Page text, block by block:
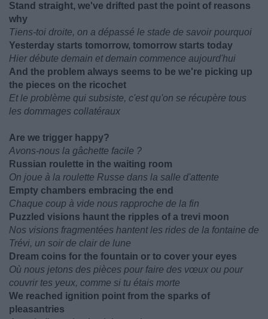
Stand straight, we've drifted past the point of reasons
why
Tiens-toi droite, on a dépassé le stade de savoir pourquoi
Yesterday starts tomorrow, tomorrow starts today
Hier débute demain et demain commence aujourd'hui
And the problem always seems to be we're picking up
the pieces on the ricochet
Et le problème qui subsiste, c'est qu'on se récupère tous
les dommages collatéraux
Are we trigger happy?
Avons-nous la gâchette facile ?
Russian roulette in the waiting room
On joue à la roulette Russe dans la salle d'attente
Empty chambers embracing the end
Chaque coup à vide nous rapproche de la fin
Puzzled visions haunt the ripples of a trevi moon
Nos visions fragmentées hantent les rides de la fontaine de
Trévi, un soir de clair de lune
Dream coins for the fountain or to cover your eyes
Où nous jetons des pièces pour faire des vœux ou pour
couvrir tes yeux, comme si tu étais morte
We reached ignition point from the sparks of
pleasantries